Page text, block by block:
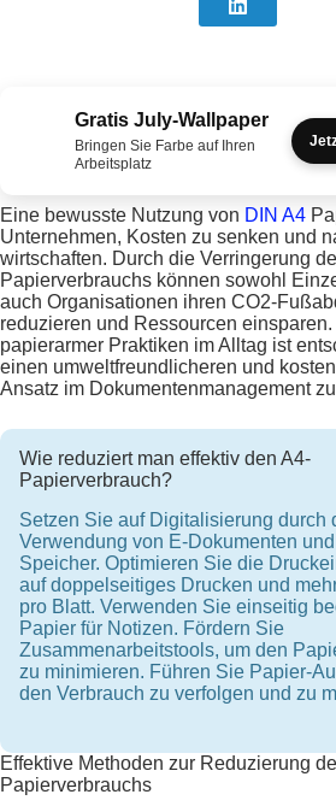
Gratis July-Wallpaper
Bringen Sie Farbe auf Ihren
Arbeitsplatz
Eine bewusste Nutzung von DIN A4
Unternehmen, Kosten zu senken und
wirtschaften. Durch die Verringerung
Papierverbrauchs können sowohl
auch Organisationen ihren CO2-
reduzieren und Ressourcen
papierarmer Praktiken im Alltag ist
einen umweltfreundlicheren und
Ansatz im Dokumentenmanagement
Wie reduziert man effektiv den A4-
Papierverbrauch?
Setzen Sie auf Digitalisierung durch
Verwendung von E-Dokumenten
Speicher. Optimieren Sie die
auf doppelseitiges Drucken und
pro Blatt. Verwenden Sie einseitig
Papier für Notizen. Fördern Sie
Zusammenarbeitstools, um den
zu minimieren. Führen Sie Papier-
den Verbrauch zu verfolgen und zu
Effektive Methoden zur Reduzierung
Papierverbrauchs